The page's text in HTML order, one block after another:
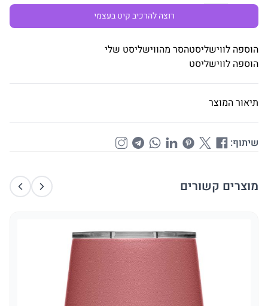
רוצה להרכיב קיט בעצמי
הוספה לווישליסטהסר מהווישליסט שלי
הוספה לווישליסט
תיאור המוצר
שיתוף:
מוצרים קשורים